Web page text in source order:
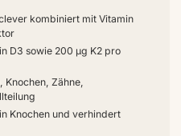
kombiniert mit Vitamin
D3 sowie 200 µg K2 pro
Knochen, Zähne,
Knochen und verhindert